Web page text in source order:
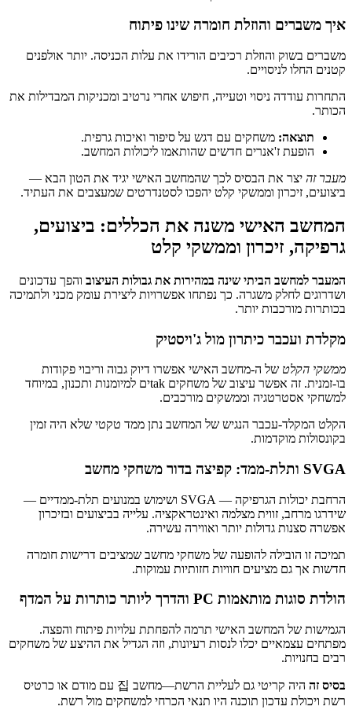
איך משברים והוזלת חומרה שינו פיתוח
משברים בשוק והוזלת רכיבים הורידו את עלות הכניסה. יותר אולפנים
קטנים החלו לניסויים.
התחרות עודדה ניסוי וטעייה, חיפוש אחרי נרטיב ומכניקות המבדילות את
הכותר.
תוצאה: משחקים עם דגש על סיפור ואיכות גרפית.
הופעת ז'אנרים חדשים שהותאמו ליכולות המחשב.
מעבר זה יצר את הבסיס לכך שהמחשב האישי יגיד את הטון הבא —
ביצועים, זיכרון וממשקי קלט יהפכו לסטנדרטים שמעצבים את העתיד.
המחשב האישי משנה את הכללים: ביצועים,
גרפיקה, זיכרון וממשקי קלט
המעבר למחשב הביתי שינה במהירות את גבולות העיצוב והפך עדכונים
ושדרוגים לחלק משגרה. כך נפתחו אפשרויות ליצירת עומק מכני ולתמיכה
בכותרות מורכבות יותר.
מקלדת ועכבר כיתרון מול ג'ויסטיק
ממשקי הקלט של ה‑מחשב האישי אפשרו דיוק גבוה וריבוי פקודות
בו‑זמנית. זה אפשר עיצוב של משחקים takים למיומנות ותכנון, במיוחד
למשחקי אסטרטגיה וממשקים מורכבים.
הקלט המקלד‑עכבר הנגיש של המחשב נתן ממד טקטי שלא היה זמין
בקונסולות מוקדמות.
SVGA ותלת‑ממד: קפיצה בדור משחקי מחשב
הרחבת יכולות הגרפיקה — SVGA ושימוש במנועים תלת‑ממדיים —
שידרגו מרחב, זווית מצלמה ואינטראקציה. עלייה בביצועים ובזיכרון
אפשרה סצנות גדולות יותר ואווירה עשירה.
תמיכה זו הובילה להופעה של משחקי מחשב שמציבים דרישות חומרה
חדשות אך גם מציעים חוויות חזותיות עמוקות.
הולדת סוגות מותאמות PC והדרך ליותר כותרות על המדף
הגמישות של המחשב האישי תרמה להפחתת עלויות פיתוח והפצה.
מפתחים עצמאיים יכלו לנסות רעיונות, וזה הגדיל את ההיצע של משחקים
רבים בחנויות.
בסיס זה
היה קריטי גם לעליית הרשת—מחשב 집 עם מודם או כרטיס
רשת ויכולת עדכון תוכנה היו תנאי הכרחי למשחקים מול רשת.